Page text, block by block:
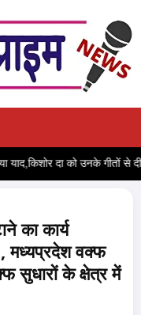
दा को उनके गीतों से
का कार्य
, मध्यप्रदेश वक्फ
सुधारों के क्षेत्र में